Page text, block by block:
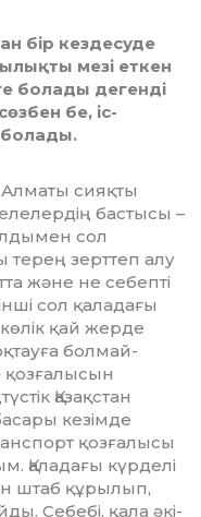
бір кездесуде
мезі еткен
болады дегенді
бе, іс-
Алматы сияқты
бастысы –
сол
терең зерттеп алу
және не себепті
сол қаладағы
қай жерде
бол­май­
Қазақстан
кезімде
қозғалысы
Қала­да­ғы күрделі
штаб құрылып,
Себебі, қала әкі­­